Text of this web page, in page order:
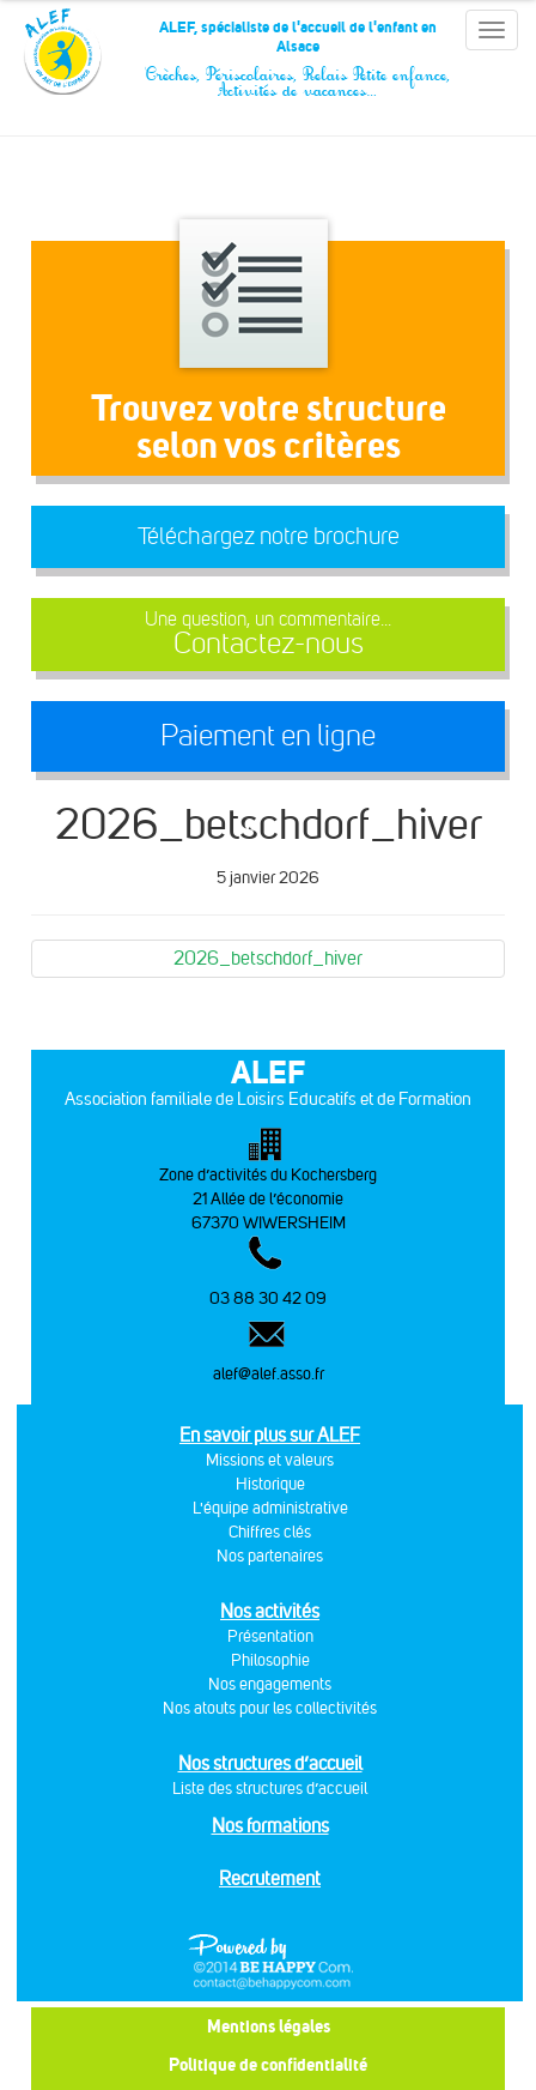
Panneau de gestion des cookies
Toggle
ALEF, spécialiste de l'accueil de l'enfant en
Alsace
Crèches, Périscolaires, Relais Petite enfance,
Activités de vacances…
Trouvez votre structure
selon vos critères
Téléchargez notre brochure
Une question, un commentaire...
Contactez-nous
Paiement en ligne
2026_betschdorf_hiver
5 janvier 2026
2026_betschdorf_hiver
ALEF
Association familiale de Loisirs Educatifs et de Formation
Zone d’activités du Kochersberg
21 Allée de l’économie
67370 WIWERSHEIM
03 88 30 42 09
alef@alef.asso.fr
En savoir plus sur ALEF
Missions et valeurs
Historique
L'équipe administrative
Chiffres clés
Nos partenaires
Nos activités
Présentation
Philosophie
Nos engagements
Nos atouts pour les collectivités
Nos structures d’accueil
Liste des structures d’accueil
Nos formations
Recrutement
Mentions légales
Politique de confidentialité